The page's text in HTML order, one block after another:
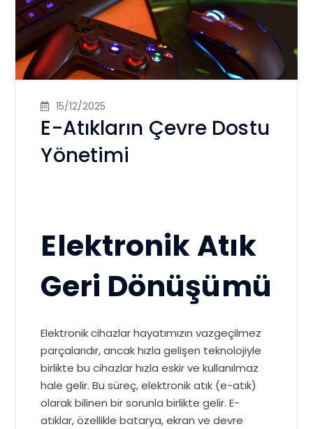
15/12/2025
E-Atıkların Çevre Dostu
Yönetimi
Elektronik Atık
Geri Dönüşümü
Elektronik cihazlar hayatımızın vazgeçilmez
parçalarıdır, ancak hızla gelişen teknolojiyle
birlikte bu cihazlar hızla eskir ve kullanılmaz
hale gelir. Bu süreç, elektronik atık (e-atık)
olarak bilinen bir sorunla birlikte gelir. E-
atıklar, özellikle batarya, ekran ve devre